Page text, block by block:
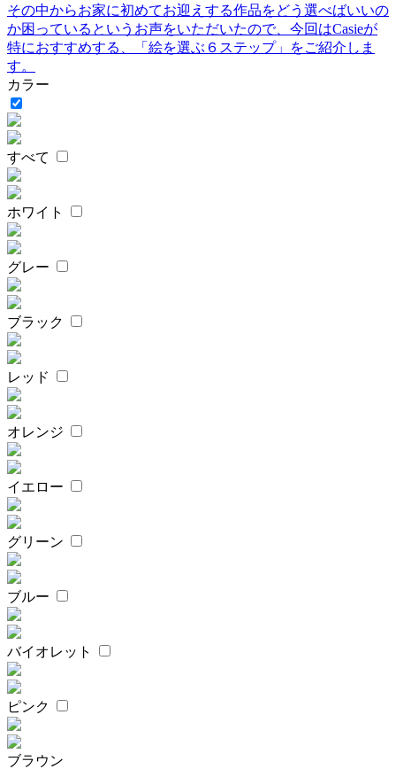
その中からお家に初めてお迎えする作品をどう選べばいいの
か困っているというお声をいただいたので、今回はCasieが
特におすすめする、「絵を選ぶ６ステップ」をご紹介しま
す。
カラー
すべて
ホワイト
グレー
ブラック
レッド
オレンジ
イエロー
グリーン
ブルー
バイオレット
ピンク
ブラウン